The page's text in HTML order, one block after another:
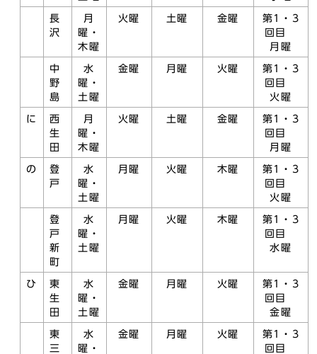
長
沢
月
曜・
木曜
火曜 土曜 金曜
第1・3
回目
月曜
中
野
島
水
曜・
土曜
金曜 月曜 火曜
第1・3
回目
火曜
に
西
生
田
月
曜・
木曜
火曜 土曜 金曜
第1・3
回目
月曜
の
登
戸
水
曜・
土曜
月曜 火曜 木曜
第1・3
回目
火曜
登
戸
新
町
水
曜・
土曜
月曜 火曜 木曜
第1・3
回目
水曜
ひ
東
生
田
水
曜・
土曜
金曜 月曜 火曜
第1・3
回目
金曜
東
三
水
曜・
金曜 月曜 火曜
第1・3
回目